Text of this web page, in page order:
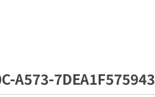
A573-7DEA1F575943